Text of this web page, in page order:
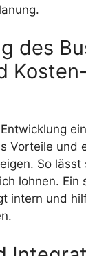
des
Vorteile und
So lässt
lohnen. Ein
intern und